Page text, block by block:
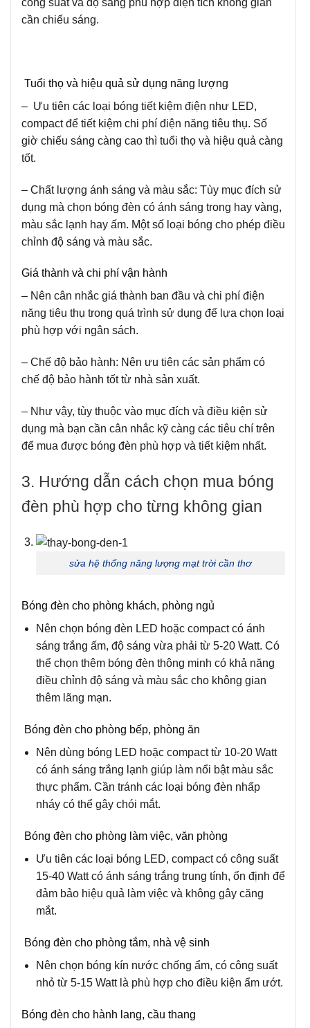
công suất và độ sáng phù hợp diện tích không gian
cần chiếu sáng.
Tuổi thọ và hiệu quả sử dụng năng lượng
– Ưu tiên các loại bóng tiết kiệm điện như LED,
compact để tiết kiệm chi phí điện năng tiêu thụ. Số
giờ chiếu sáng càng cao thì tuổi thọ và hiệu quả càng
tốt.
– Chất lượng ánh sáng và màu sắc: Tùy mục đích sử
dụng mà chọn bóng đèn có ánh sáng trong hay vàng,
màu sắc lạnh hay ấm. Một số loại bóng cho phép điều
chỉnh độ sáng và màu sắc.
Giá thành và chi phí vận hành
– Nên cân nhắc giá thành ban đầu và chi phí điện
năng tiêu thụ trong quá trình sử dụng để lựa chọn loại
phù hợp với ngân sách.
– Chế độ bảo hành: Nên ưu tiên các sản phẩm có
chế độ bảo hành tốt từ nhà sản xuất.
– Như vậy, tùy thuộc vào mục đích và điều kiện sử
dụng mà bạn cần cân nhắc kỹ càng các tiêu chí trên
để mua được bóng đèn phù hợp và tiết kiệm nhất.
3. Hướng dẫn cách chọn mua bóng
đèn phù hợp cho từng không gian
sửa hệ thống năng lượng mạt trời cần thơ
Bóng đèn cho phòng khách, phòng ngủ
Nên chọn bóng đèn LED hoặc compact có ánh
sáng trắng ấm, độ sáng vừa phải từ 5-20 Watt. Có
thể chọn thêm bóng đèn thông minh có khả năng
điều chỉnh độ sáng và màu sắc cho không gian
thêm lãng mạn.
Bóng đèn cho phòng bếp, phòng ăn
Nên dùng bóng LED hoặc compact từ 10-20 Watt
có ánh sáng trắng lạnh giúp làm nổi bật màu sắc
thực phẩm. Cần tránh các loại bóng đèn nhấp
nháy có thể gây chói mắt.
Bóng đèn cho phòng làm việc, văn phòng
Ưu tiên các loại bóng LED, compact có công suất
15-40 Watt có ánh sáng trắng trung tính, ổn định để
đảm bảo hiệu quả làm việc và không gây căng
mắt.
Bóng đèn cho phòng tắm, nhà vệ sinh
Nên chọn bóng kín nước chống ẩm, có công suất
nhỏ từ 5-15 Watt là phù hợp cho điều kiện ẩm ướt.
Bóng đèn cho hành lang, cầu thang